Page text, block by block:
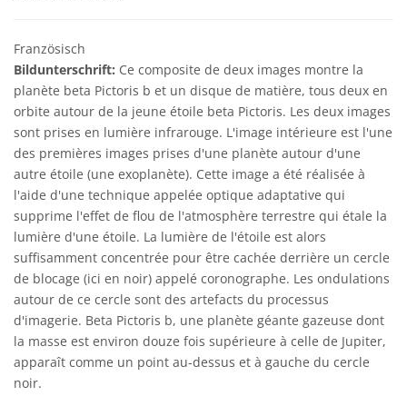
Französisch
Bildunterschrift: Ce composite de deux images montre la
planète beta Pictoris b et un disque de matière, tous deux en
orbite autour de la jeune étoile beta Pictoris. Les deux images
sont prises en lumière infrarouge. L'image intérieure est l'une
des premières images prises d'une planète autour d'une
autre étoile (une exoplanète). Cette image a été réalisée à
l'aide d'une technique appelée optique adaptative qui
supprime l'effet de flou de l'atmosphère terrestre qui étale la
lumière d'une étoile. La lumière de l'étoile est alors
suffisamment concentrée pour être cachée derrière un cercle
de blocage (ici en noir) appelé coronographe. Les ondulations
autour de ce cercle sont des artefacts du processus
d'imagerie. Beta Pictoris b, une planète géante gazeuse dont
la masse est environ douze fois supérieure à celle de Jupiter,
apparaît comme un point au-dessus et à gauche du cercle
noir.